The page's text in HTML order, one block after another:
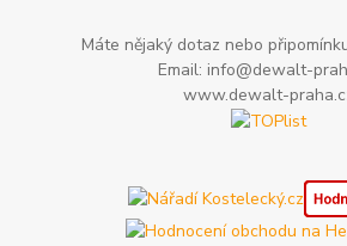
Máte nějaký dotaz nebo
Email: info@dewalt-
www.dewalt-